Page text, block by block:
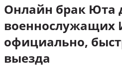
Онлайн брак Юта
военнослужащих
официально,
выезда